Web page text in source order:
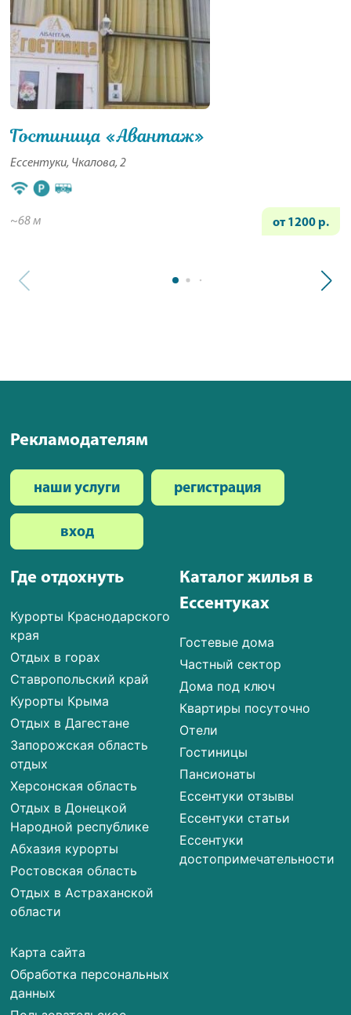
Гостиница «Авантаж»
Ессентуки, Чкалова, 2
~68 м от 1200 р.
Где отдохнуть
Курорты Краснодарского
края
Отдых в горах
Ставропольский край
Курорты Крыма
Отдых в Дагестане
Запорожская область
отдых
Херсонская область
Отдых в Донецкой
Народной республике
Абхазия курорты
Ростовская область
Отдых в Астраханской
области
Карта сайта
Обработка персональных
данных
Каталог жилья в
Ессентуках
Гостевые дома
Частный сектор
Дома под ключ
Квартиры посуточно
Отели
Гостиницы
Пансионаты
Ессентуки отзывы
Ессентуки статьи
Ессентуки
достопримечательности
Рекламодателям
наши услуги регистрация
вход